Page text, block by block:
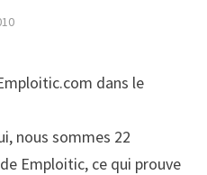
dans le
nous sommes 22
Emploitic, ce qui prouve